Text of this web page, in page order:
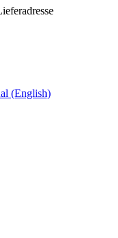
(English)